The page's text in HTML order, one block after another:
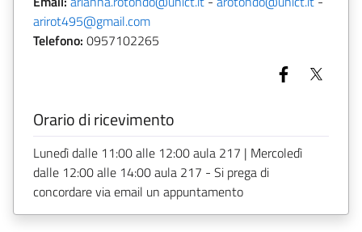
arirot495@gmail.com
Telefono: 0957102265
Orario di ricevimento
Lunedì dalle 11:00 alle 12:00 aula 217 | Mercoledì
dalle 12:00 alle 14:00 aula 217 - Si prega di
concordare via email un appuntamento